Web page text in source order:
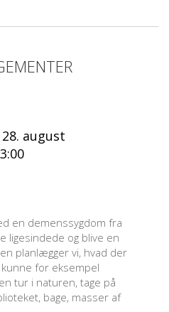
august
en demenssygdom fra
ligesindede og blive en
planlægger vi, hvad der
for eksempel
tur i naturen, tage på
bage, masser af